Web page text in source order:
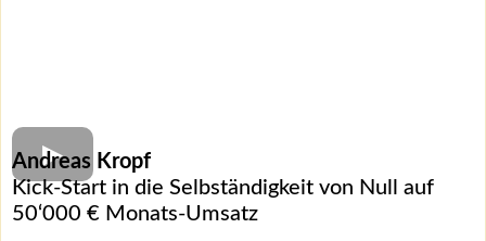
Andreas Kropf
Kick-Start in die Selbständigkeit von Null auf
50‘000 € Monats-Umsatz